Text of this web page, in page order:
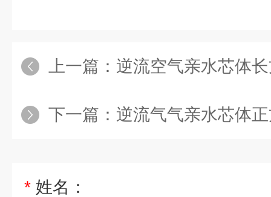
上一篇： 逆流空气亲水芯体
下一篇： 逆流气气亲水芯体
* 姓名：